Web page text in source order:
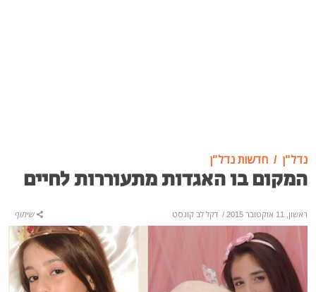
נדל"ן חדשות נדל"ן
המקום בו האגדות מתעוררות לחיים
ראשון, 11 אוקטובר 2015 / דקל לב קונסט שיתוף